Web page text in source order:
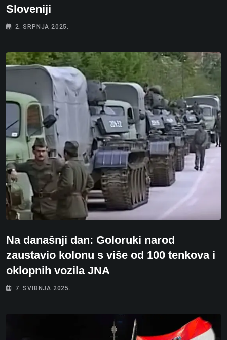
Sloveniji
2. SRPNJA 2025.
Na današnji dan: Goloruki narod
zaustavio kolonu s više od 100 tenkova i
oklopnih vozila JNA
7. SVIBNJA 2025.